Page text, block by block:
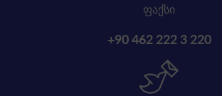
ფაქსი
+90 462 222 3 220